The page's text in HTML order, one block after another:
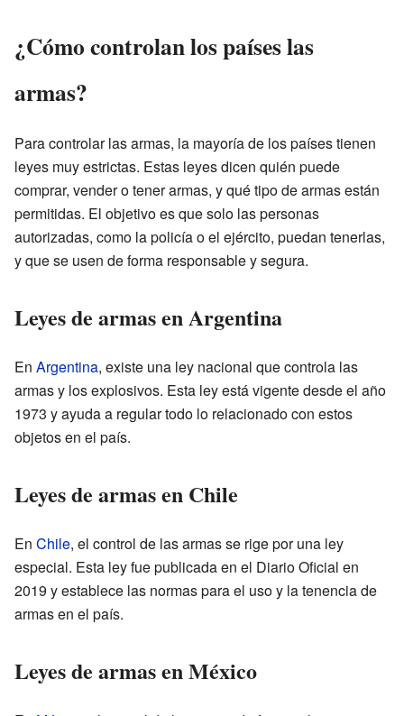
¿Cómo controlan los países las
armas?
Para controlar las armas, la mayoría de los países tienen
leyes muy estrictas. Estas leyes dicen quién puede
comprar, vender o tener armas, y qué tipo de armas están
permitidas. El objetivo es que solo las personas
autorizadas, como la policía o el ejército, puedan tenerlas,
y que se usen de forma responsable y segura.
Leyes de armas en Argentina
En Argentina, existe una ley nacional que controla las
armas y los explosivos. Esta ley está vigente desde el año
1973 y ayuda a regular todo lo relacionado con estos
objetos en el país.
Leyes de armas en Chile
En Chile, el control de las armas se rige por una ley
especial. Esta ley fue publicada en el Diario Oficial en
2019 y establece las normas para el uso y la tenencia de
armas en el país.
Leyes de armas en México